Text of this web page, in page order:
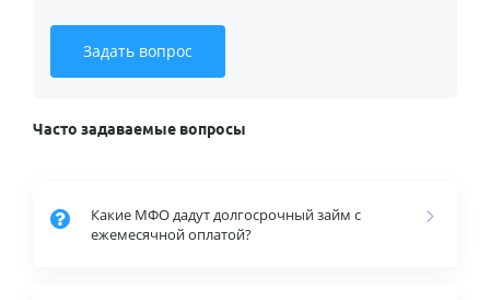
Задать вопрос
Часто задаваемые вопросы
Какие МФО дадут долгосрочный займ с
ежемесячной оплатой?